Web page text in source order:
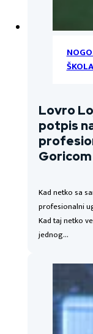
ŠKOLA
Lovro
potpis
Goricom
Kad netko sa
profesionalni
Kad taj netko
jednog…